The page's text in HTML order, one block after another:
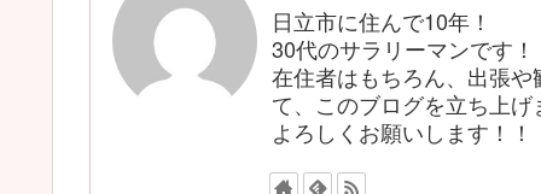
日立市に住んで10年！
30代のサラリーマンです！
在住者はもちろん、出張
て、このブログを立ち上げ
よろしくお願いします！！